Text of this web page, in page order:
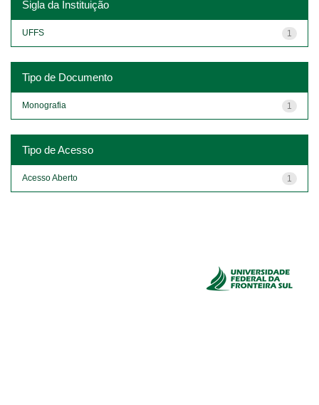
Sigla da Instituição
1
UFFS
Tipo de Documento
1
Monografia
Tipo de Acesso
1
Acesso Aberto